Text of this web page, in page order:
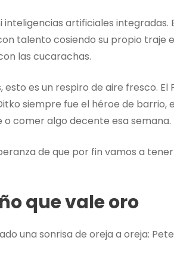
artificiales integradas.
talento cosiendo su propio traje
las cucarachas.
es un respiro de aire fresco. El
siempre fue el héroe de barrio,
comer algo decente esa semana.
de que por fin vamos a
que vale oro
una sonrisa de oreja a oreja: